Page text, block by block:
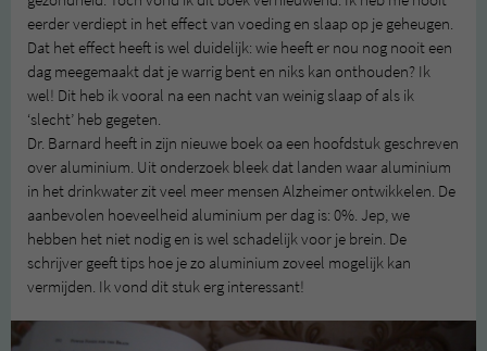
eerder verdiept in het effect van voeding en slaap op je geheugen.
Dat het effect heeft is wel duidelijk: wie heeft er nou nog nooit een
dag meegemaakt dat je warrig bent en niks kan onthouden? Ik
wel! Dit heb ik vooral na een nacht van weinig slaap of als ik
‘slecht’ heb gegeten.
Dr. Barnard heeft in zijn nieuwe boek oa een hoofdstuk geschreven
over aluminium. Uit onderzoek bleek dat landen waar aluminium
in het drinkwater zit veel meer mensen Alzheimer ontwikkelen. De
aanbevolen hoeveelheid aluminium per dag is: 0%. Jep, we
hebben het niet nodig en is wel schadelijk voor je brein. De
schrijver geeft tips hoe je zo aluminium zoveel mogelijk kan
vermijden. Ik vond dit stuk erg interessant!